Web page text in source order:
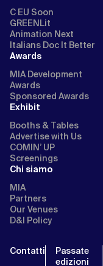
C EU Soon
GREENLit
Animation Next
Italians Doc It Better
Awards
MIA Development
Awards
Sponsored Awards
Exhibit
Booths & Tables
Advertise with Us
COMIN’ UP
Screenings
Chi siamo
MIA
Partners
Our Venues
D&I Policy
Contatti
Passate
edizioni